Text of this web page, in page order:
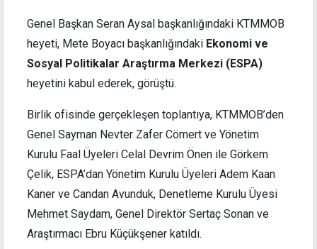
Genel Başkan Seran Aysal başkanlığındaki KTMMOB
heyeti, Mete Boyacı başkanlığındaki Ekonomi ve
Sosyal Politikalar Araştırma Merkezi (ESPA)
heyetini kabul ederek, görüştü.
Birlik ofisinde gerçekleşen toplantıya, KTMMOB’den
Genel Sayman Nevter Zafer Cömert ve Yönetim
Kurulu Faal Üyeleri Celal Devrim Önen ile Görkem
Çelik, ESPA’dan Yönetim Kurulu Üyeleri Adem Kaan
Kaner ve Candan Avunduk, Denetleme Kurulu Üyesi
Mehmet Saydam, Genel Direktör Sertaç Sonan ve
Araştırmacı Ebru Küçükşener katıldı.